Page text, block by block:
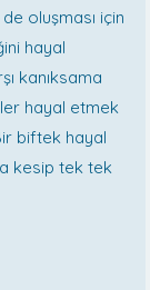
oluşması için
hayal
kanıksama
hayal etmek
biftek hayal
kesip tek tek